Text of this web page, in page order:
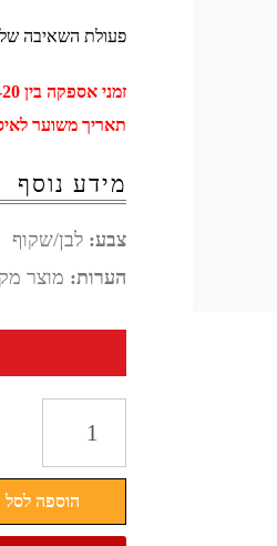
פעולת השאיבה
זמני אספקה בין 15-20 ימי עסקים
תאריך משוער לאיסוף בין ה - 02
מידע נוסף
צבע: לבן/שקוף
הערות: מוצר
משאבת
הוספה לסל